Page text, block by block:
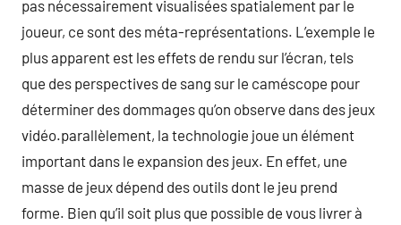
pas nécessairement visualisées spatialement par le
joueur, ce sont des méta-représentations. L’exemple le
plus apparent est les effets de rendu sur l’écran, tels
que des perspectives de sang sur le caméscope pour
déterminer des dommages qu’on observe dans des jeux
vidéo.parallèlement, la technologie joue un élément
important dans le expansion des jeux. En effet, une
masse de jeux dépend des outils dont le jeu prend
forme. Bien qu’il soit plus que possible de vous livrer à